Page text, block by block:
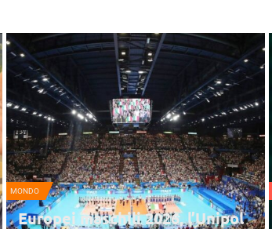
MONDO
Europei maschili 2026, l’Unipol